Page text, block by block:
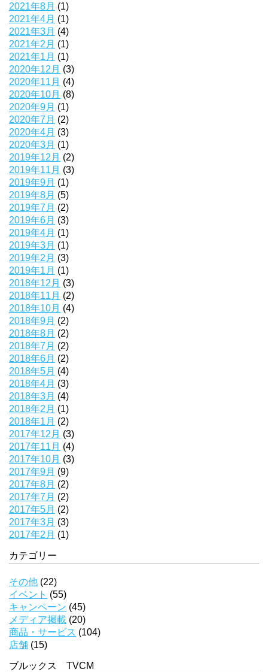
2021年8月 (1)
2021年4月 (1)
2021年3月 (4)
2021年2月 (1)
2021年1月 (1)
2020年12月 (3)
2020年11月 (4)
2020年10月 (8)
2020年9月 (1)
2020年7月 (2)
2020年4月 (3)
2020年3月 (1)
2019年12月 (2)
2019年11月 (3)
2019年9月 (1)
2019年8月 (5)
2019年7月 (2)
2019年6月 (3)
2019年4月 (1)
2019年3月 (1)
2019年2月 (3)
2019年1月 (1)
2018年12月 (3)
2018年11月 (2)
2018年10月 (4)
2018年9月 (2)
2018年8月 (2)
2018年7月 (2)
2018年6月 (2)
2018年5月 (4)
2018年4月 (3)
2018年3月 (4)
2018年2月 (1)
2018年1月 (2)
2017年12月 (3)
2017年11月 (4)
2017年10月 (3)
2017年9月 (9)
2017年8月 (2)
2017年7月 (2)
2017年5月 (2)
2017年3月 (3)
2017年2月 (1)
カテゴリー
その他 (22)
イベント (55)
キャンペーン (45)
メディア掲載 (20)
商品・サービス (104)
店舗 (15)
ブルックス TVCM